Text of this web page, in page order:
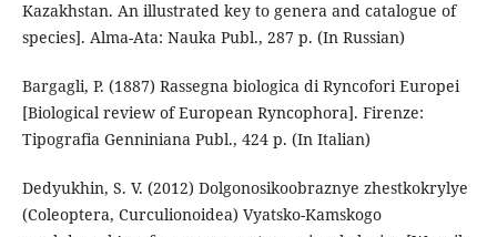
Kazakhstan. An illustrated key to genera and catalogue of
species]. Alma-Ata: Nauka Publ., 287 p. (In Russian)
Bargagli, P. (1887) Rassegna biologica di Ryncofori Europei
[Biological review of European Ryncophora]. Firenze:
Tipografia Genniniana Publ., 424 p. (In Italian)
Dedyukhin, S. V. (2012) Dolgonosikoobraznye zhestkokrylye
(Coleoptera, Curculionoidea) Vyatsko-Kamskogo